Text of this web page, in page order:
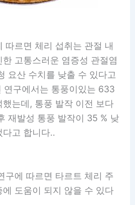
따르면 체리 섭취는 관절 내
고통스러운 염증성 관절염
요산 수치를 낮출 수 있다고
연구에서는 통풍이있는 633
했는데, 통풍 발작 이전 보다
재발성 통풍 발작이 35 % 낮
다고 합니다..
구에 따르면 타르트 체리 주
도움이 되지 않을 수 있다